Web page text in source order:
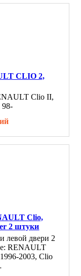
CLIO 2,
Clio II,
98-
Clio,
2 штуки
левой двери 2
RENAULT
2003, Clio